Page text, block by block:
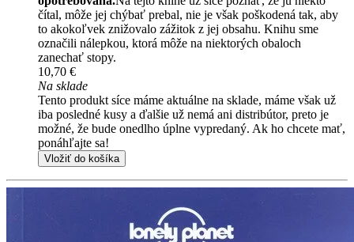
čítal, môže jej chýbať prebal, nie je však poškodená tak, aby
to akokoľvek znižovalo zážitok z jej obsahu. Knihu sme
označili nálepkou, ktorá môže na niektorých obaloch
zanechať stopy.
10,70 €
Na sklade
Tento produkt síce máme aktuálne na sklade, máme však už
iba posledné kusy a ďalšie už nemá ani distribútor, preto je
možné, že bude onedlho úplne vypredaný. Ak ho chcete mať,
ponáhľajte sa!
Vložiť do košíka